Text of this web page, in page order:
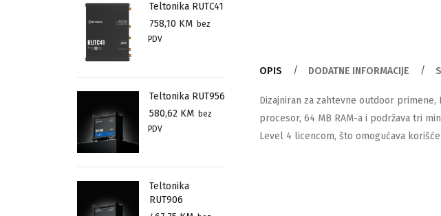
Teltonika RUTC41
758,10 KM bez
PDV
Teltonika RUT956
580,62 KM bez
PDV
Teltonika
RUT906
OPIS DODATNE INFORMACIJE
Dizajniran za zahtevne outdoor
procesor, 64 MB RAM-a i podržava tri
Level 4 licencom, što omogućava